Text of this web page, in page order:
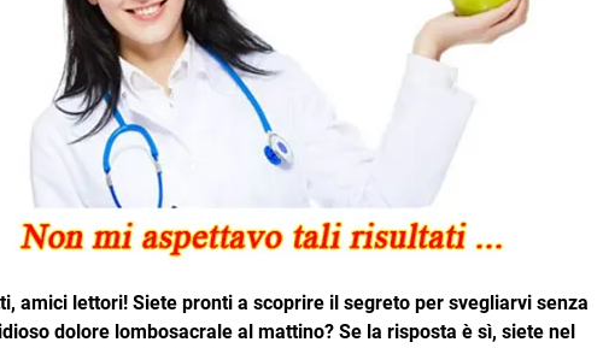
amici lettori! Siete pronti a scoprire il segreto per svegliarvi senza
dolore lombosacrale al mattino? Se la risposta è sì, siete nel